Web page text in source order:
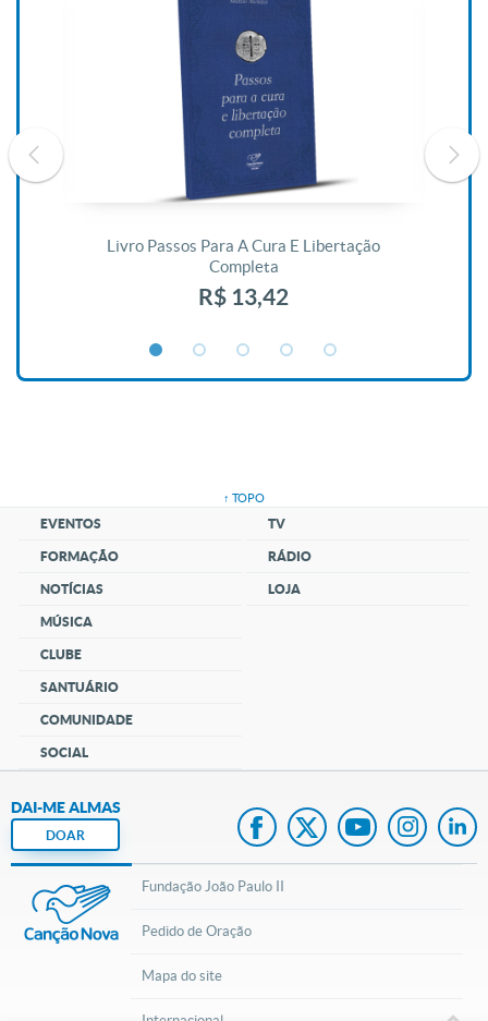
Livro Passos Para A Cura E Libertação
Completa
R$ 13,42
↑ TOPO
EVENTOS
FORMAÇÃO
NOTÍCIAS
MÚSICA
CLUBE
SANTUÁRIO
COMUNIDADE
SOCIAL
TV
RÁDIO
LOJA
DAI-ME ALMAS
DOAR
Fundação João Paulo II
Pedido de Oração
Mapa do site